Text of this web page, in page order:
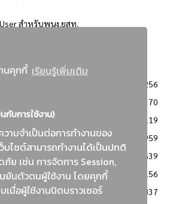
นคุกกี้ เรียนรู้เพิ่มเติม
กับการใช้งาน)
ามจำเป็นต่อการทำงานของ
บไซต์สามารถทำงานได้เป็นปกติ
ย เช่น การจัดการ Session,
ยันตัวตนผู้ใช้งาน โดยคุกกี้
เมื่อผู้ใช้งานปิดบราวเซอร์
User สำหรับพนง.ยสท.
3256
2370
2119
1959
งใสในการจัดซื้อจัดจ้าง
1639
1156
837